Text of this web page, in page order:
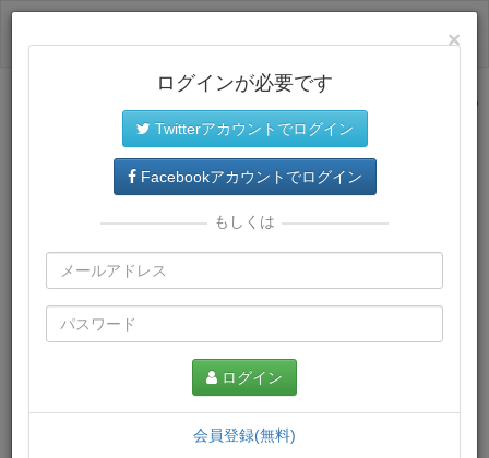
サイトトップに戻る
プレミアム会員では、教材がダウンロードでき、快適な動画
再生環境が提供されます。
×
ログインが必要です
Twitterアカウントでログイン
Facebookアカウントでログイン
もしくは
ログイン
会員登録(無料)